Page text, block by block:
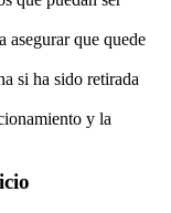
asegurar que quede
si ha sido retirada
y la